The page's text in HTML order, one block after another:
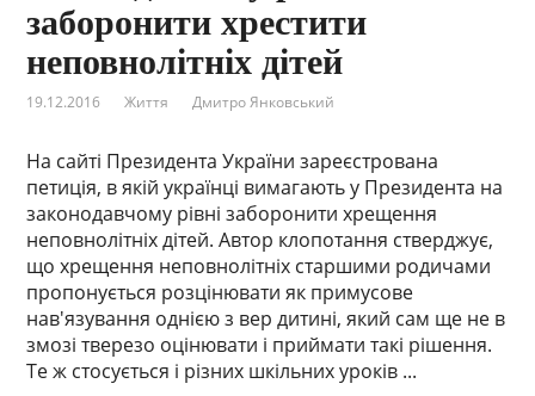
заборонити хрестити
неповнолітніх дітей
19.12.2016 Життя Дмитро Янковський
На сайті Президента України зареєстрована
петиція, в якій українці вимагають у Президента на
законодавчому рівні заборонити хрещення
неповнолітніх дітей. Автор клопотання стверджує,
що хрещення неповнолітніх старшими родичами
пропонується розцінювати як примусове
нав'язування однією з вер дитині, який сам ще не в
змозі тверезо оцінювати і приймати такі рішення.
Те ж стосується і різних шкільних уроків ...